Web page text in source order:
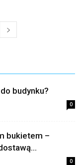
budynku?
0
bukietem –
0